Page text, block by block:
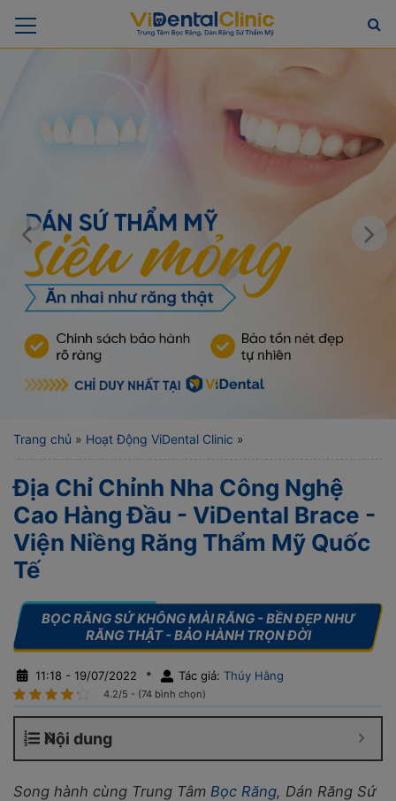
Trang chủ » Hoạt Động ViDental Clinic »
Địa Chỉ Chỉnh Nha Công Nghệ
Cao Hàng Đầu - ViDental Brace -
Viện Niềng Răng Thẩm Mỹ Quốc
Tế
11:18 - 19/07/2022 * Tác giả: Thúy Hằng
4.2/5 - (74 bình chọn)
Nội dung
Song hành cùng Trung Tâm Bọc Răng, Dán Răng Sứ